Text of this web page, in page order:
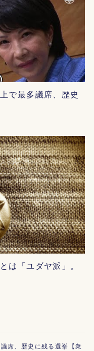
で最多議席、歴史
は「ユダヤ派」。
席、歴史に残る選挙【衆